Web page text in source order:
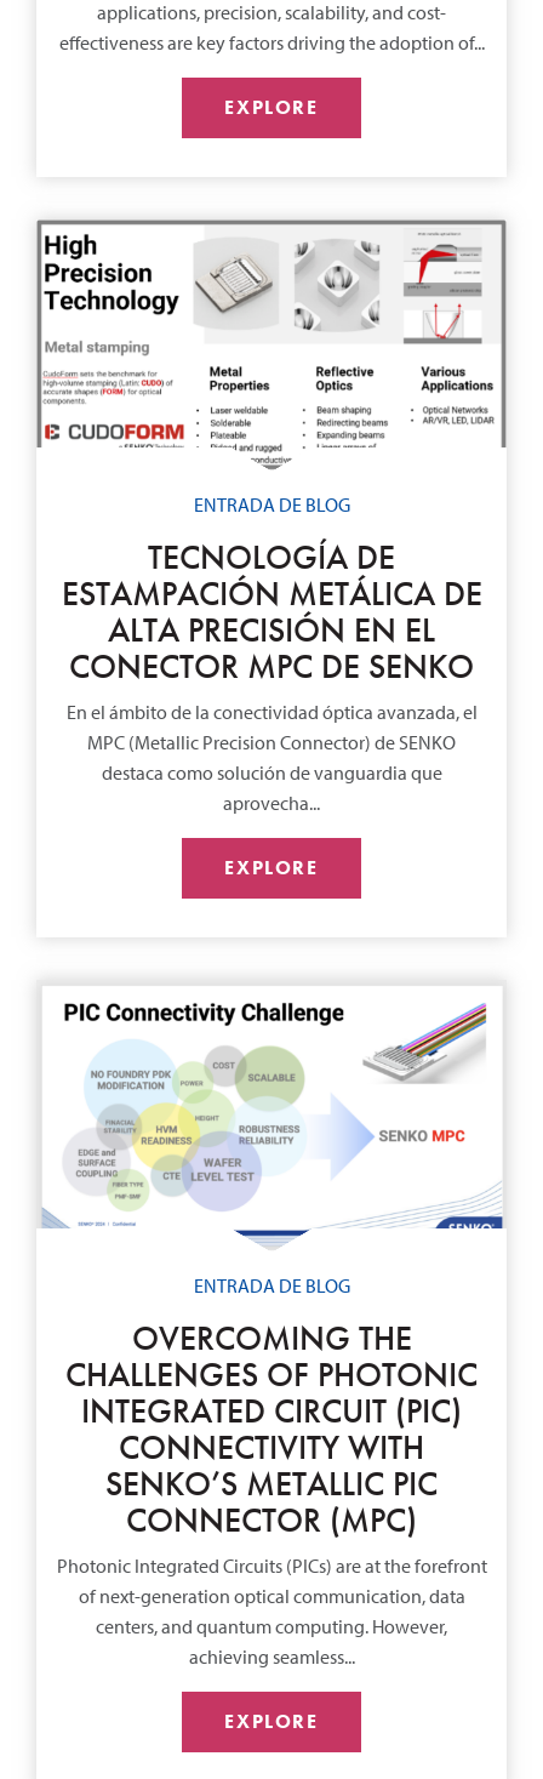
applications, precision, scalability, and cost-
effectiveness are key factors driving the adoption of...
EXPLORE
ENTRADA DE BLOG
TECNOLOGÍA DE
ESTAMPACIÓN METÁLICA DE
ALTA PRECISIÓN EN EL
CONECTOR MPC DE SENKO
En el ámbito de la conectividad óptica avanzada, el
MPC (Metallic Precision Connector) de SENKO
destaca como solución de vanguardia que
aprovecha...
EXPLORE
ENTRADA DE BLOG
OVERCOMING THE
CHALLENGES OF PHOTONIC
INTEGRATED CIRCUIT (PIC)
CONNECTIVITY WITH
SENKO’S METALLIC PIC
CONNECTOR (MPC)
Photonic Integrated Circuits (PICs) are at the forefront
of next-generation optical communication, data
centers, and quantum computing. However,
achieving seamless...
EXPLORE